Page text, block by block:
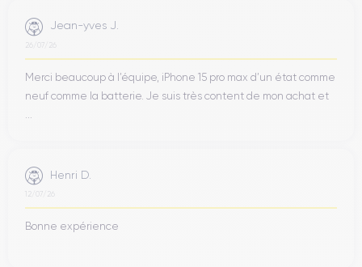
Jean-yves J.
26/07/26
Merci beaucoup à l’équipe, iPhone 15 pro max d’un état comme
neuf comme la batterie. Je suis très content de mon achat et
Henri D.
12/07/26
Bonne expérience